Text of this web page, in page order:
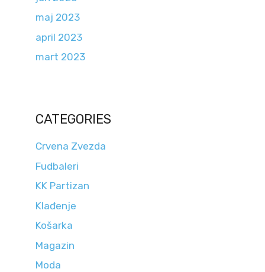
maj 2023
april 2023
mart 2023
CATEGORIES
Crvena Zvezda
Fudbaleri
KK Partizan
Klađenje
Košarka
Magazin
Moda